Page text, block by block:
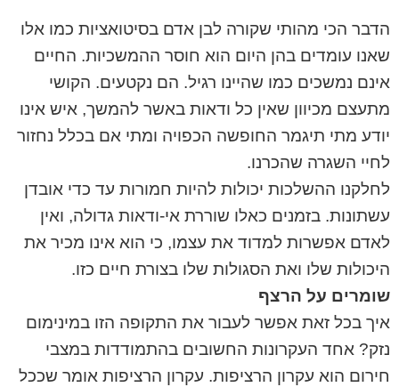
הדבר הכי מהותי שקורה לבן אדם בסיטואציות כמו אלו
שאנו עומדים בהן היום הוא חוסר ההמשכיות. החיים
אינם נמשכים כמו שהיינו רגיל. הם נקטעים. הקושי
מתעצם מכיוון שאין כל ודאות באשר להמשך, איש אינו
יודע מתי תיגמר החופשה הכפויה ומתי אם בכלל נחזור
לחיי השגרה שהכרנו.
לחלקנו ההשלכות יכולות להיות חמורות עד כדי אובדן
עשתונות. בזמנים כאלו שוררת אי-ודאות גדולה, ואין
לאדם אפשרות למדוד את עצמו, כי הוא אינו מכיר את
היכולות שלו ואת הסגולות שלו בצורת חיים כזו.
שומרים על הרצף
איך בכל זאת אפשר לעבור את התקופה הזו במינימום
נזק? אחד העקרונות החשובים בהתמודדות במצבי
חירום הוא עקרון הרציפות. עקרון הרציפות אומר שככל